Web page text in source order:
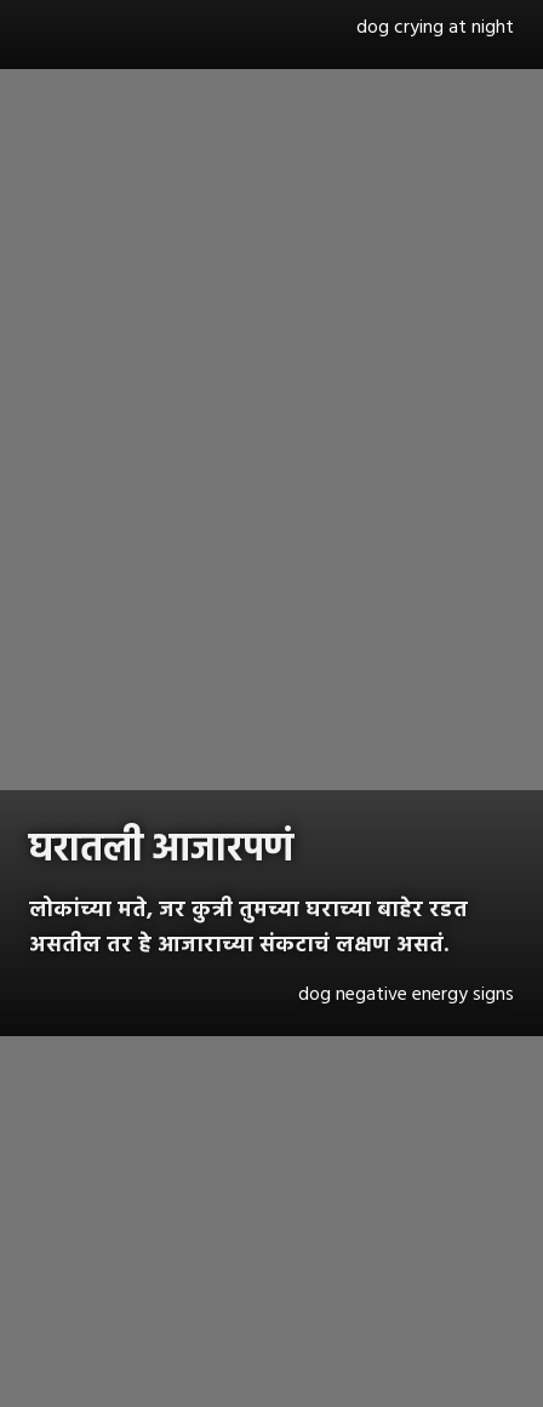
dog crying at night
घरातली आजारपणं
लोकांच्या मते, जर कुत्री तुमच्या घराच्या बाहेर रडत
असतील तर हे आजाराच्या संकटाचं लक्षण असतं.
dog negative energy signs